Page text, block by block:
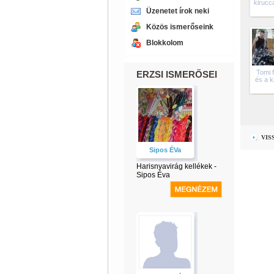
Üzenetet írok neki
Közös ismerőseink
Blokkolom
ERZSI ISMERŐSEI
Sipos ÉVa
Harisnyavirág kellékek -
Sipos Éva
Tomi
és a